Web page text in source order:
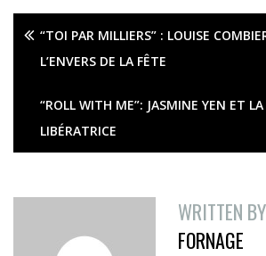
“TOI PAR MILLIERS” : LOUISE
L’ENVERS DE LA FÊTE
“ROLL WITH ME”: JASMINE YEN ET LA
LIBÉRATRICE
WRITTEN BY
FORNAGE